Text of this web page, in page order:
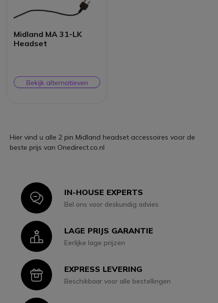
Midland MA 31-LK
Headset
Bekijk alternatieven
Hier vind u alle 2 pin Midland headset accessoires voor de
beste prijs van Onedirect.co.nl
IconIN-HOUSE EXPERTS
Bel ons voor deskundig advies
IconLAGE PRIJS GARANTIE
Eerlijke lage prijzen
IconEXPRESS LEVERING
Beschikbaar voor alle bestellingen